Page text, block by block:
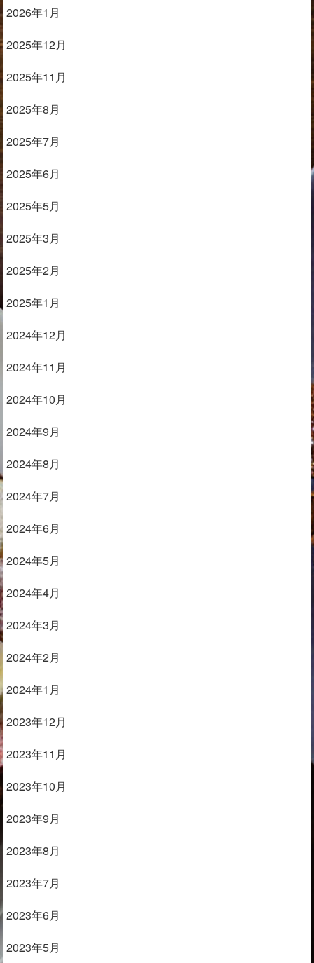
2026年1月
2025年12月
2025年11月
2025年8月
2025年7月
2025年6月
2025年5月
2025年3月
2025年2月
2025年1月
2024年12月
2024年11月
2024年10月
2024年9月
2024年8月
2024年7月
2024年6月
2024年5月
2024年4月
2024年3月
2024年2月
2024年1月
2023年12月
2023年11月
2023年10月
2023年9月
2023年8月
2023年7月
2023年6月
2023年5月